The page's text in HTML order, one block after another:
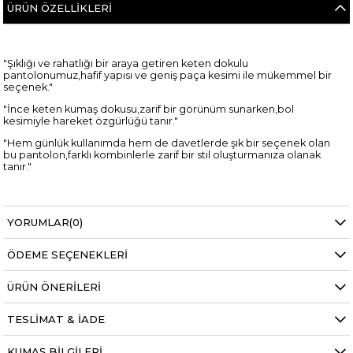
ÜRÜN ÖZELLIKLERI
"Şıklığı ve rahatlığı bir araya getiren keten dokulu
pantolonumuz,hafif yapısı ve geniş paça kesimi ile mükemmel bir
seçenek."
"İnce keten kumaş dokusu,zarif bir görünüm sunarken,bol
kesimiyle hareket özgürlüğü tanır."
"Hem günlük kullanımda hem de davetlerde şık bir seçenek olan
bu pantolon,farklı kombinlerle zarif bir stil oluşturmanıza olanak
tanır."
S M L Bedenli
Lüks Kalite
Yüksek Bel
Pantolon Boy: 102cm
YORUMLAR(0)
ÖDEME SEÇENEKLERI
ÜRÜN ÖNERILERI
TESLIMAT & İADE